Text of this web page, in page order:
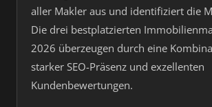
aller Makler aus und identifiziert die
Die drei bestplatzierten
2026 überzeugen durch eine
starker SEO-Präsenz und exzellenten
Kundenbewertungen.